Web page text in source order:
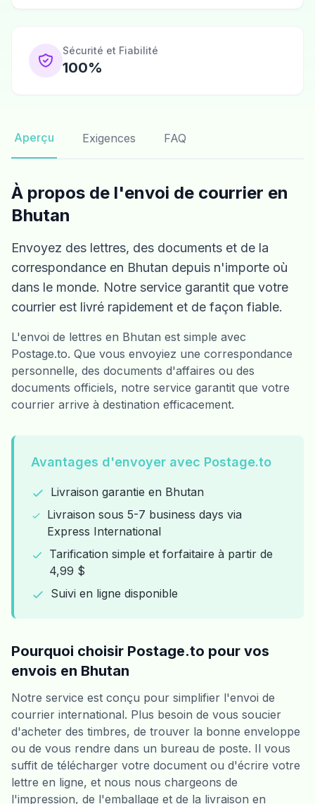
Sécurité et Fiabilité
100%
Aperçu Exigences FAQ
À propos de l'envoi de courrier en
Bhutan
Envoyez des lettres, des documents et de la
correspondance en Bhutan depuis n'importe où
dans le monde. Notre service garantit que votre
courrier est livré rapidement et de façon fiable.
L'envoi de lettres en Bhutan est simple avec
Postage.to. Que vous envoyiez une correspondance
personnelle, des documents d'affaires ou des
documents officiels, notre service garantit que votre
courrier arrive à destination efficacement.
Avantages d'envoyer avec Postage.to
Livraison garantie en Bhutan
Livraison sous 5-7 business days via
Express International
Tarification simple et forfaitaire à partir de
4,99 $
Suivi en ligne disponible
Pourquoi choisir Postage.to pour vos
envois en Bhutan
Notre service est conçu pour simplifier l'envoi de
courrier international. Plus besoin de vous soucier
d'acheter des timbres, de trouver la bonne enveloppe
ou de vous rendre dans un bureau de poste. Il vous
suffit de télécharger votre document ou d'écrire votre
lettre en ligne, et nous nous chargeons de
l'impression, de l'emballage et de la livraison en